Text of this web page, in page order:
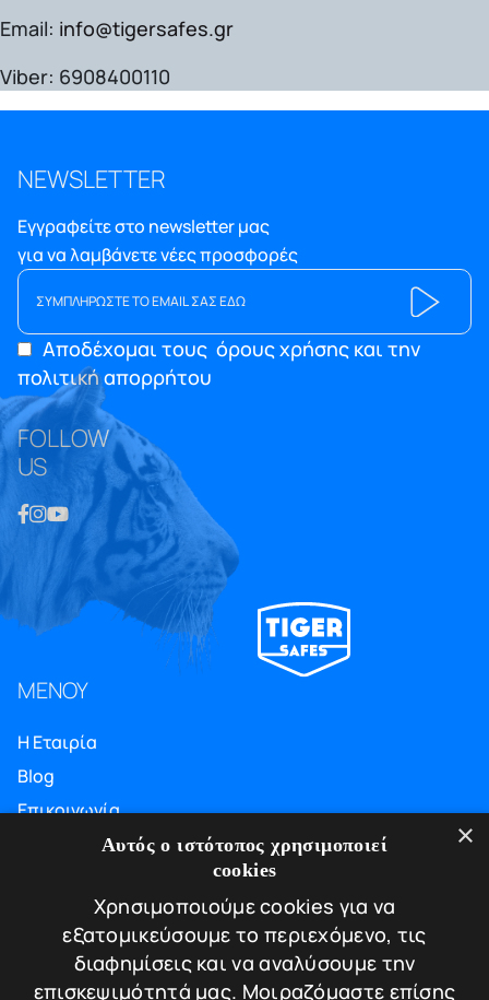
Email: info@tigersafes.gr
Viber: 6908400110
NEWSLETTER
Εγγραφείτε στο newsletter μας
για να λαμβάνετε νέες προσφορές
Αποδέχομαι τους όρους χρήσης και την
πολιτική απορρήτου
FOLLOW
US
ΜΕΝΟΥ
Η Εταιρία
Blog
Επικοινωνία
ΠΛΗΡΟΦΟΡΙΕΣ
Πιστοποιήσεις
Πολιτική απορρήτου
Τρόποι πληρωμής
×
Αυτός ο ιστότοπος χρησιμοποιεί
cookies
Χρησιμοποιούμε cookies για να
εξατομικεύσουμε το περιεχόμενο, τις
διαφημίσεις και να αναλύσουμε την
επισκεψιμότητά μας. Μοιραζόμαστε επίσης